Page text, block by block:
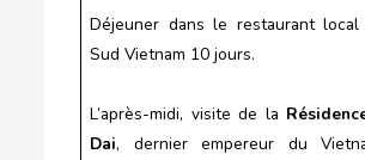
Déjeuner dans le restaurant
Sud Vietnam 10 jours.
L’après-midi, visite de la
Dai, dernier empereur du